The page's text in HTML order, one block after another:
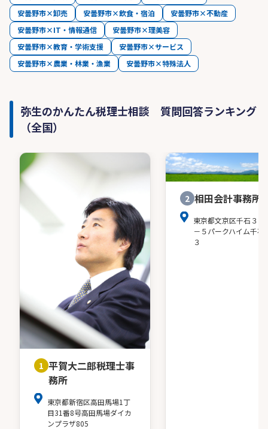
安曇野市×卸売
安曇野市×飲食・宿泊
安曇野市×不動産
安曇野市×IT・情報通信
安曇野市×理美容
安曇野市×教育・学術支援
安曇野市×サービス
安曇野市×農業・林業・漁業
安曇野市×特殊法人
弥生のかんたん税理士相談 質問回答ランキング
（全国）
1 平賀大二郎税理士事
務所
東京都新宿区高田馬場1丁
目31番8号高田馬場ダイカ
ンプラザ805
2 相田会計事務所
東京都文京区千石３－
－５パークハイム千石
３